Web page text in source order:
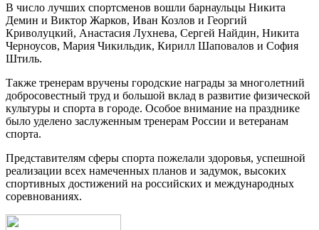
В число лучших спортсменов вошли барнаульцы Никита
Демин и Виктор Жарков, Иван Козлов и Георгий
Криволуцкий, Анастасия Лухнева, Сергей Найдин, Никита
Черноусов, Мария Чикильдик, Кирилл Шаповалов и София
Штиль.
Также тренерам вручены городские награды за многолетний
добросовестный труд и большой вклад в развитие физической
культуры и спорта в городе. Особое внимание на празднике
было уделено заслуженным тренерам России и ветеранам
спорта.
Представителям сферы спорта пожелали здоровья, успешной
реализации всех намеченных планов и задумок, высоких
спортивных достижений на российских и международных
соревнованиях.